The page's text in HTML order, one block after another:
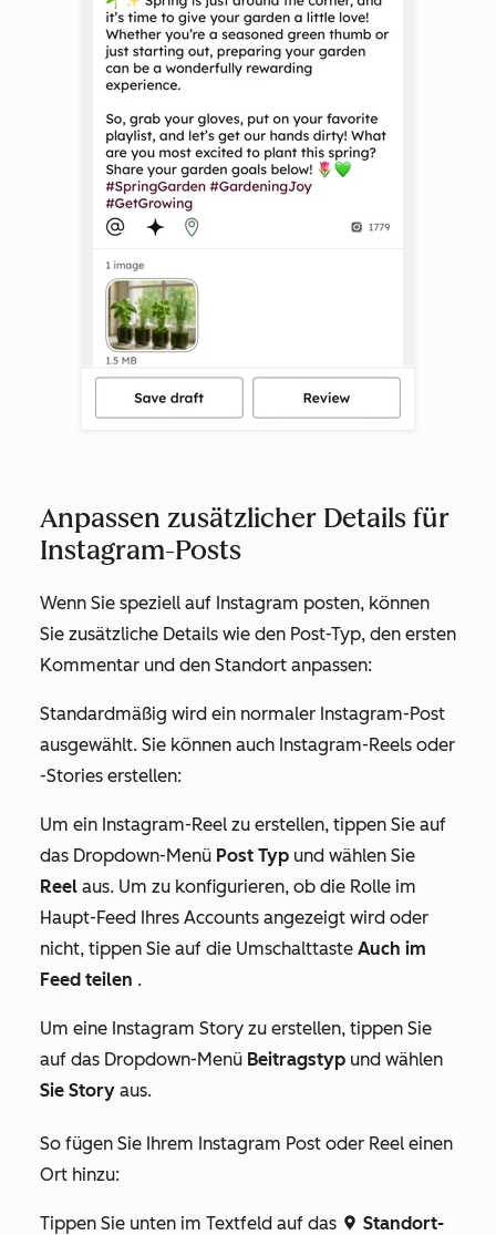
Anpassen zusätzlicher Details für
Instagram-Posts
Wenn Sie speziell auf Instagram posten, können
Sie zusätzliche Details wie den Post-Typ, den ersten
Kommentar und den Standort anpassen:
Standardmäßig wird ein normaler Instagram-Post
ausgewählt. Sie können auch Instagram-Reels oder
-Stories erstellen:
Um ein Instagram-Reel zu erstellen, tippen Sie auf
das Dropdown-Menü Post Typ und wählen Sie
Reel aus. Um zu konfigurieren, ob die Rolle im
Haupt-Feed Ihres Accounts angezeigt wird oder
nicht, tippen Sie auf die Umschalttaste Auch im
Feed teilen .
Um eine Instagram Story zu erstellen, tippen Sie
auf das Dropdown-Menü Beitragstyp und wählen
Sie Story aus.
So fügen Sie Ihrem Instagram Post oder Reel einen
Ort hinzu:
Tippen Sie unten im Textfeld auf das location Standort-